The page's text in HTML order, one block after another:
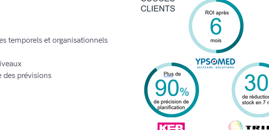
temporels et organisationnels
des prévisions